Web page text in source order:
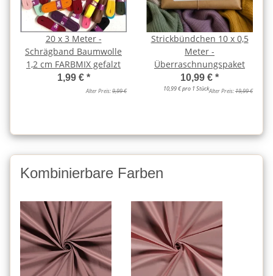
20 x 3 Meter -
Schrägband Baumwolle
1,2 cm FARBMIX gefalzt
1,99 € *
Alter Preis:9,99 €
Strickbündchen 10 x 0,5
Meter -
Überraschnungspaket
10,99 € *
10,99 € pro 1 StückAlter Preis:19,99 €
Kombinierbare Farben